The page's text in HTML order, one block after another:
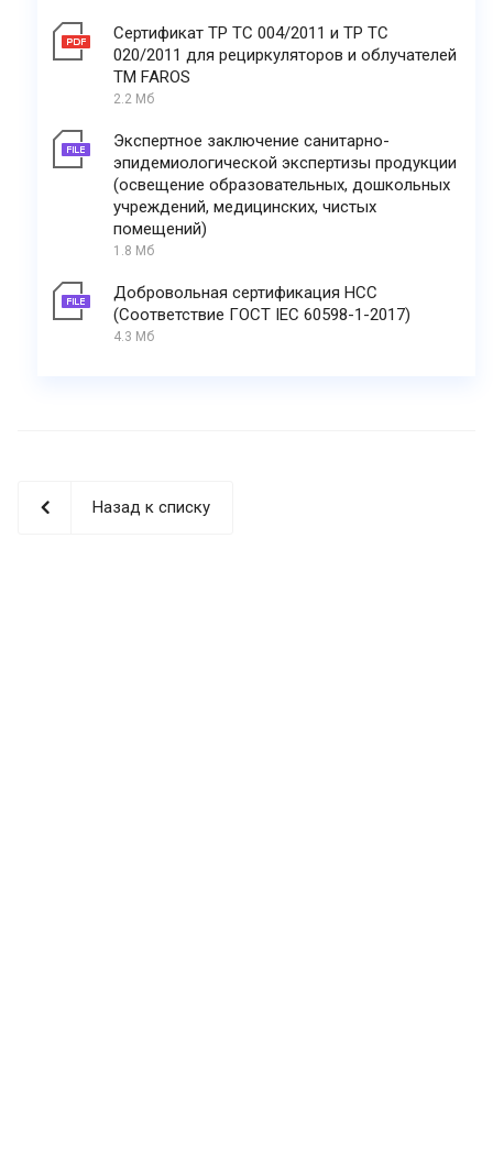
Сертификат ТР ТС 004/2011 и ТР ТС
020/2011 для рециркуляторов и облучателей
ТМ FAROS
2.2 Мб
Экспертное заключение санитарно-
эпидемиологической экспертизы продукции
(освещение образовательных, дошкольных
учреждений, медицинских, чистых
помещений)
1.8 Мб
Добровольная сертификация НСС
(Соответствие ГОСТ IEC 60598-1-2017)
4.3 Мб
Назад к списку